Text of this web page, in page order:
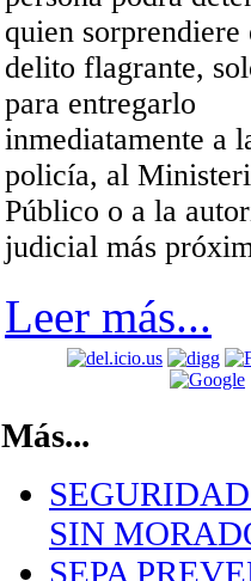
quien sorprendiere
delito flagrante,
para entregarlo
inmediatamente a
policía, al
Público o a la
judicial más
Leer más...
Más...
SIN
SEPA